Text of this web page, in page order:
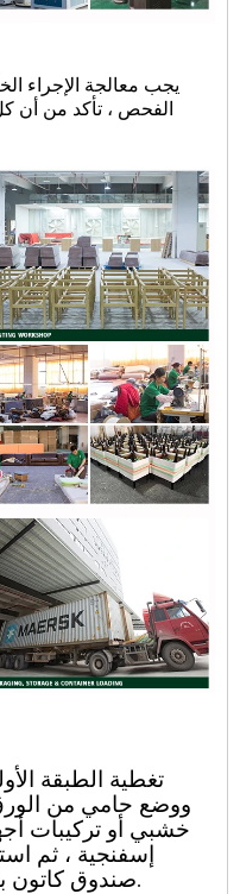
الفحص ، تأكد من أن
ووضع حامي من الورق
خشبي أو تركيبات
إسفنجية ، ثم
صندوق كاتون.